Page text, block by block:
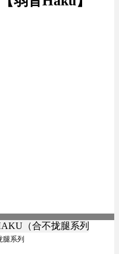
系列